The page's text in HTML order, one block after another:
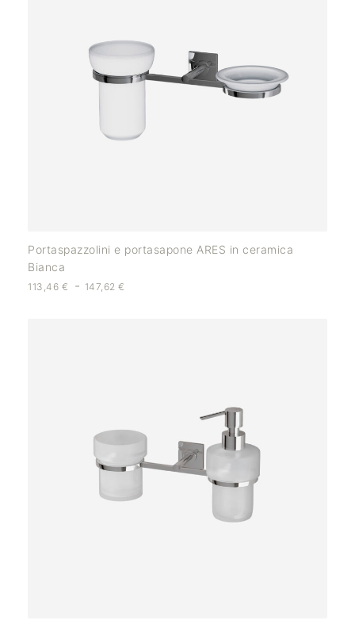
Portaspazzolini e portasapone ARES in ceramica
Bianca
113,46 € - 147,62€